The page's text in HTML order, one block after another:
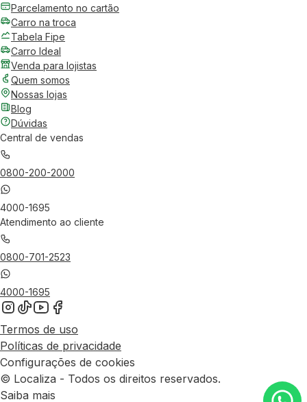
Parcelamento no cartão
Carro na troca
Tabela Fipe
Carro Ideal
Venda para lojistas
Quem somos
Nossas lojas
Blog
Dúvidas
Central de vendas
0800-200-2000
4000-1695
Atendimento ao cliente
0800-701-2523
4000-1695
Termos de uso
Políticas de privacidade
Configurações de cookies
© Localiza - Todos os direitos reservados.
Saiba mais